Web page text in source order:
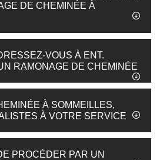
DE CHEMINÉE À
VOUS À ENT.
RAMONAGE DE CHEMINÉE
À SOMMEILLES,
À VOTRE SERVICE
PROCÉDER PAR UN